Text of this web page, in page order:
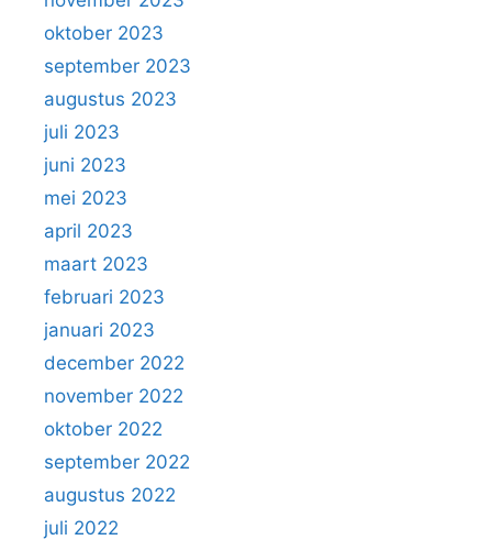
oktober 2023
september 2023
augustus 2023
juli 2023
juni 2023
mei 2023
april 2023
maart 2023
februari 2023
januari 2023
december 2022
november 2022
oktober 2022
september 2022
augustus 2022
juli 2022